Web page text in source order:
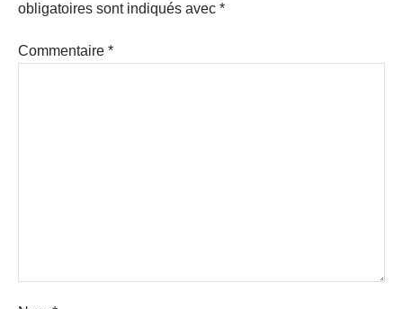
obligatoires sont indiqués avec *
Commentaire *